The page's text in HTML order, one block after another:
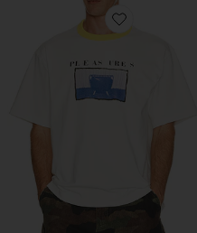
Favorite Tシャツ